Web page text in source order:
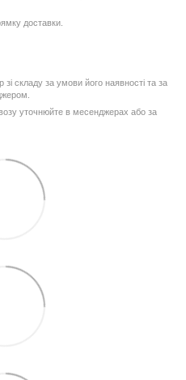
доставки.
складу за умови його наявності та за
уточнюйте в месенджерах або за